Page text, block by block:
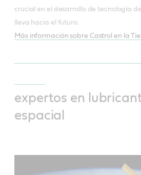
crucial en el desarrollo de tecnología
lleva hacia el futuro.
Más información sobre Castrol en la
expertos en
espacial